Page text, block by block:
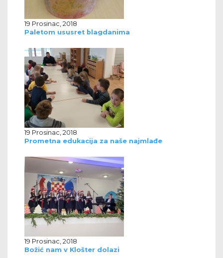
19 Prosinac, 2018
Paletom ususret blagdanima
19 Prosinac, 2018
Prometna edukacija za naše najmlađe
19 Prosinac, 2018
Božić nam v Klošter dolazi